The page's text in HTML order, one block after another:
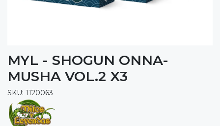
MYL - SHOGUN ONNA-
MUSHA VOL.2 X3
SKU: 1120063